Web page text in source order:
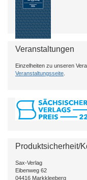
Veranstaltungen
Einzelheiten zu unseren
Veranstaltungsseite
Produktsicherheit/
Sax-Verlag
Eibenweg 62
04416 Markkleeberg